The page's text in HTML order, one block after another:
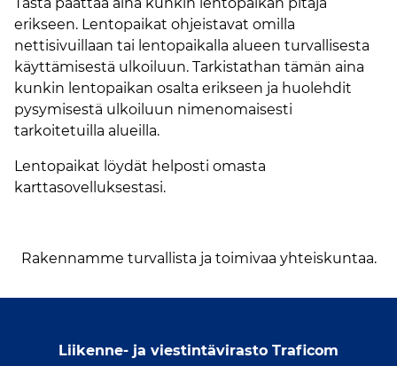
Tästä päättää aina kunkin lentopaikan pitäjä
erikseen. Lentopaikat ohjeistavat omilla
nettisivuillaan tai lentopaikalla alueen turvallisesta
käyttämisestä ulkoiluun. Tarkistathan tämän aina
kunkin lentopaikan osalta erikseen ja huolehdit
pysymisestä ulkoiluun nimenomaisesti
tarkoitetuilla alueilla.
Lentopaikat löydät helposti omasta
karttasovelluksestasi.
Rakennamme turvallista ja toimivaa yhteiskuntaa.
Liikenne- ja viestintävirasto Traficom